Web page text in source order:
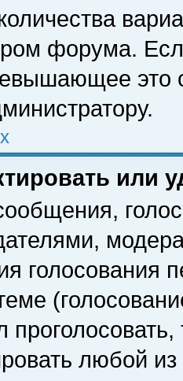
форума.
это
или
голосования
любой